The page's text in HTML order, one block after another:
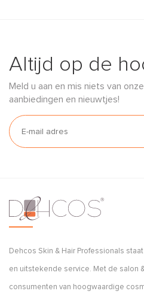
Altijd op de
Meld u aan en mis niets van
aanbiedingen en nieuwtjes!
Dehcos Skin & Hair Professionals
en uitstekende service. Met de salon
consumenten van hoogwaardige